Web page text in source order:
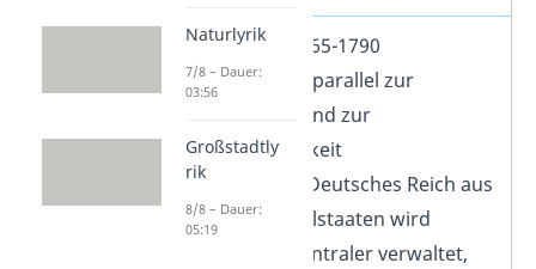
Zeitraum:
1765-1790
Einordnung:
parallel zur
Aufklärung und zur
Empfindsamkeit
Geschichte:
Deutsches Reich aus
kleinen Einzelstaaten wird
allmählich zentraler verwaltet,
Naturlyrik
7/8 – Dauer:
03:56
Großstadtly
rik
8/8 – Dauer:
05:19